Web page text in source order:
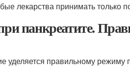
лекарства принимать только
панкреатите.
уделяется правильному